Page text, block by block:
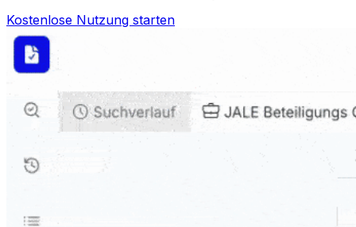
Kostenlose Nutzung starten